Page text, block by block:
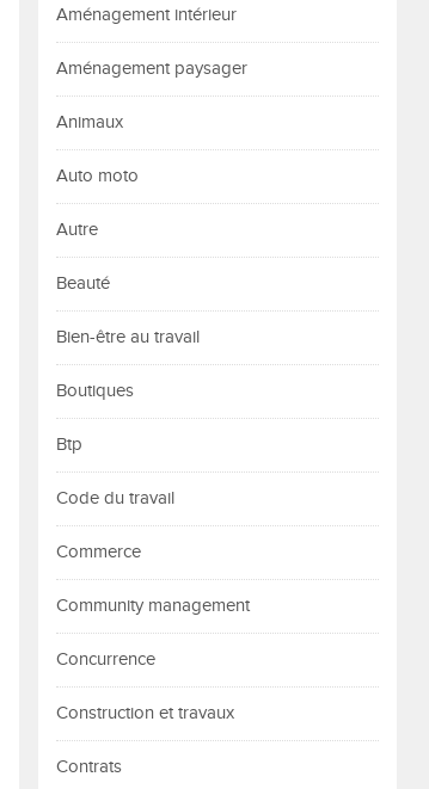
Aménagement intérieur
Aménagement paysager
Animaux
Auto moto
Autre
Beauté
Bien-être au travail
Boutiques
Btp
Code du travail
Commerce
Community management
Concurrence
Construction et travaux
Contrats